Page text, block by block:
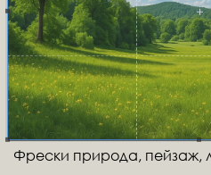
Фрески природа, пейзаж,